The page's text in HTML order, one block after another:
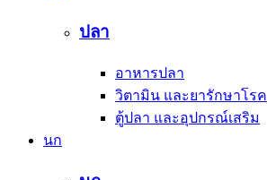
ปลา
อาหารปลา
วิตามิน และยารักษาโรค
ตู้ปลา และอุปกรณ์เสริม
นก